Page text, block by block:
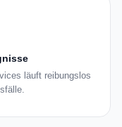
läuft reibungslos